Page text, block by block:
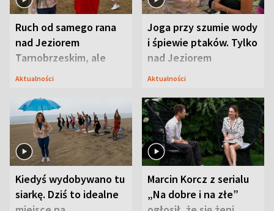
Ruch od samego rana
nad Jeziorem
Tarnobrzeskim, ale
ważna jest jedna
Aktualności
Joga przy szumie wody
i śpiewie ptaków. Tylko
nad Jeziorem
Tarnobrzeskim
Aktualności
Kiedyś wydobywano tu
siarkę. Dziś to idealne
Marcin Korcz z serialu
„Na dobre i na złe”